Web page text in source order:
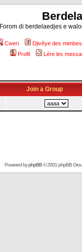
Forom di berdelaedjes e
Cweri Djivêye des mimbes
Profil
Lére les
Join a Group
Powered byphpBB© 2001 phpBB